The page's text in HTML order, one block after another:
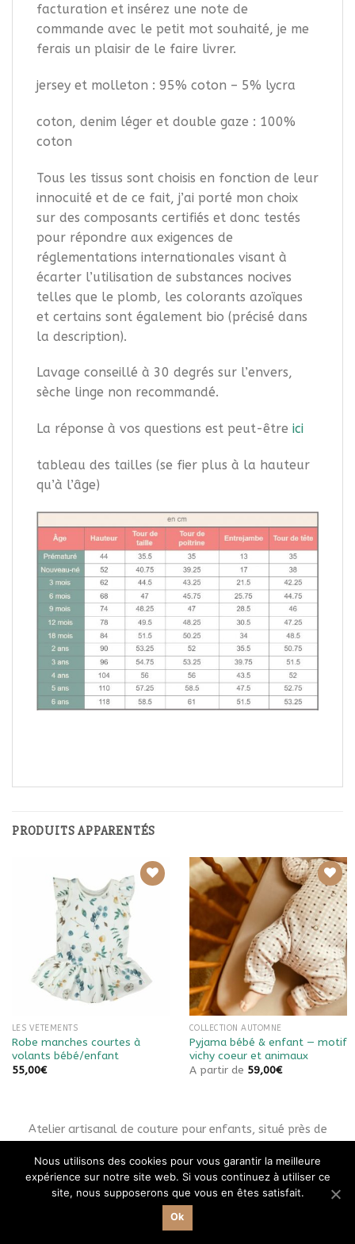
facturation et insérez une note de
commande avec le petit mot souhaité, je me
ferais un plaisir de le faire livrer.
jersey et molleton : 95% coton – 5% lycra
coton, denim léger et double gaze : 100%
coton
Tous les tissus sont choisis en fonction de leur
innocuité et de ce fait, j’ai porté mon choix
sur des composants certifiés et donc testés
pour répondre aux exigences de
réglementations internationales visant à
écarter l’utilisation de substances nocives
telles que le plomb, les colorants azoïques
et certains sont également bio (précisé dans
la description).
Lavage conseillé à 30 degrés sur l’envers,
sèche linge non recommandé.
La réponse à vos questions est peut-être ici
tableau des tailles (se fier plus à la hauteur
qu’à l’âge)
PRODUITS APPARENTÉS
Ajouter à
la liste
de
souhaits
LES VÊTEMENTS
Robe manches courtes à
volants bébé/enfant
55,00€
Ajouter à
la liste
de
souhaits
COLLECTION AUTOMNE
Pyjama bébé & enfant — motif
vichy coeur et animaux
A partir de 59,00€
Atelier artisanal de couture pour enfants, situé près de
Mentions légales A propos
Nous utilisons des cookies pour vous garantir la meilleure
expérience sur notre site web. Si vous continuez à utiliser ce
site, nous supposerons que vous en êtes satisfait.
Ok